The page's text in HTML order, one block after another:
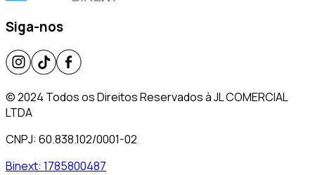
Siga-nos
© 2024 Todos os Direitos Reservados à JL COMERCIAL
LTDA
CNPJ: 60.838.102/0001-02
Binext: 1785800487